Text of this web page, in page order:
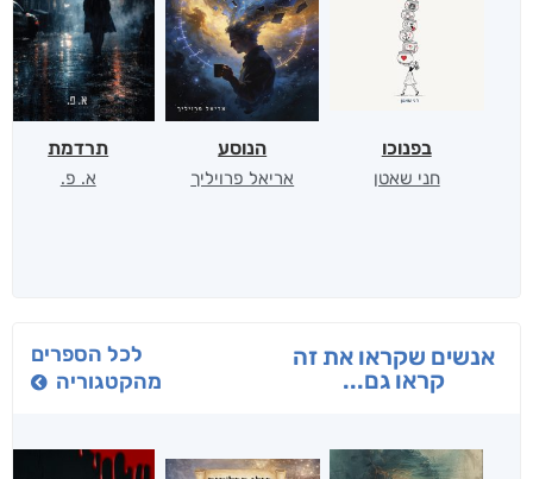
בפנוכו
חני שאטן
הנוסע
אריאל פרויליך
תרדמת
א. פ.
אנשים שקראו את זה
קראו גם...
לכל הספרים
מהקטגוריה